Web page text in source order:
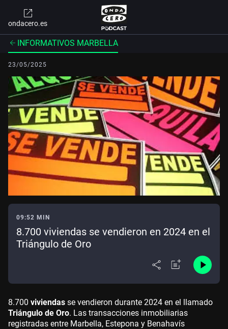
ondacero.es
INFORMATIVOS MARBELLA
23/05/2025
09:52 MIN
8.700 viviendas se vendieron en 2024 en el
Triángulo de Oro
8.700 viviendas se vendieron durante 2024 en el llamado
Triángulo de Oro. Las transacciones inmobiliarias
registradas entre Marbella, Estepona y Benahavís